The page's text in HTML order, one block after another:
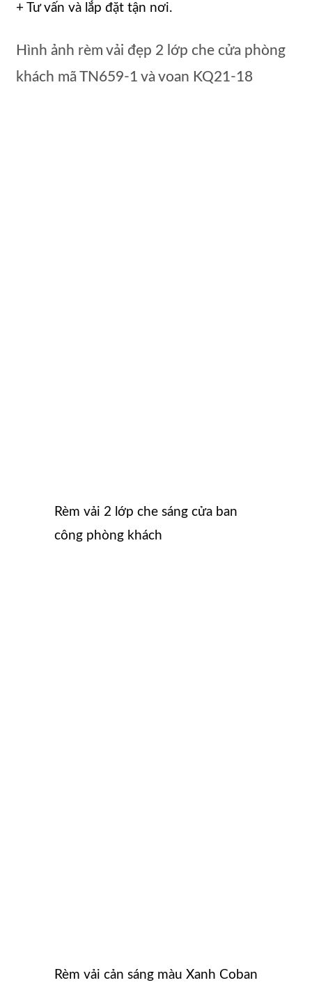
+ Tư vấn và lắp đặt tận nơi.
Hình ảnh rèm vải đẹp 2 lớp che cửa phòng
khách mã TN659-1 và voan KQ21-18
Rèm vải 2 lớp che sáng cửa ban
công phòng khách
Rèm vải cản sáng màu Xanh Coban